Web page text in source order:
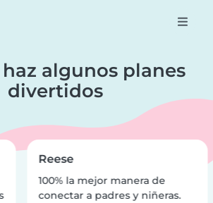
algunos planes
divertidos
Reese
100% la mejor manera de
conectar a padres y niñeras.